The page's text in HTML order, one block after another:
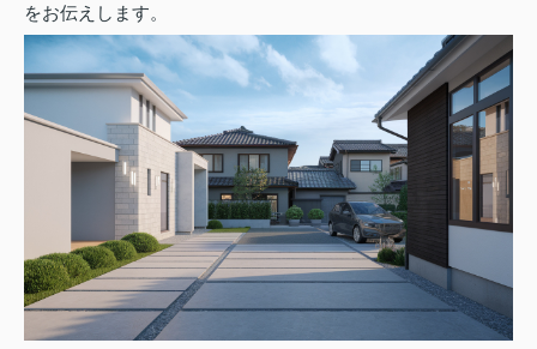
をお伝えします。